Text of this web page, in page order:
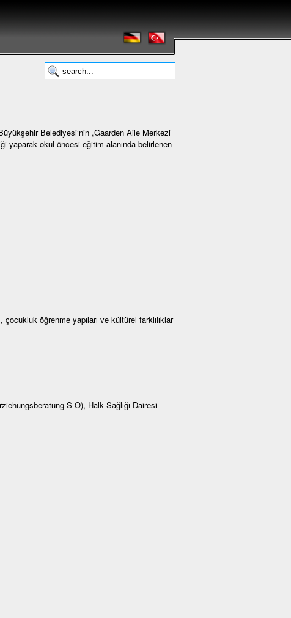
Belediyesi‘nin „Gaarden Aile Merkezi
yaparak okul öncesi eğitim alanında belirlenen
öğrenme yapıları ve kültürel farklılıklar
S-O), Halk Sağlığı Dairesi